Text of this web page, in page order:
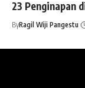
23 Penginapan
ByRagil Wiji Pangestu